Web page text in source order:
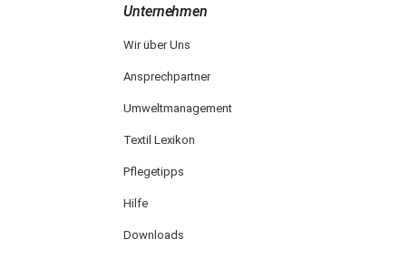
Unternehmen
Wir über Uns
Ansprechpartner
Umweltmanagement
Textil Lexikon
Pflegetipps
Hilfe
Downloads